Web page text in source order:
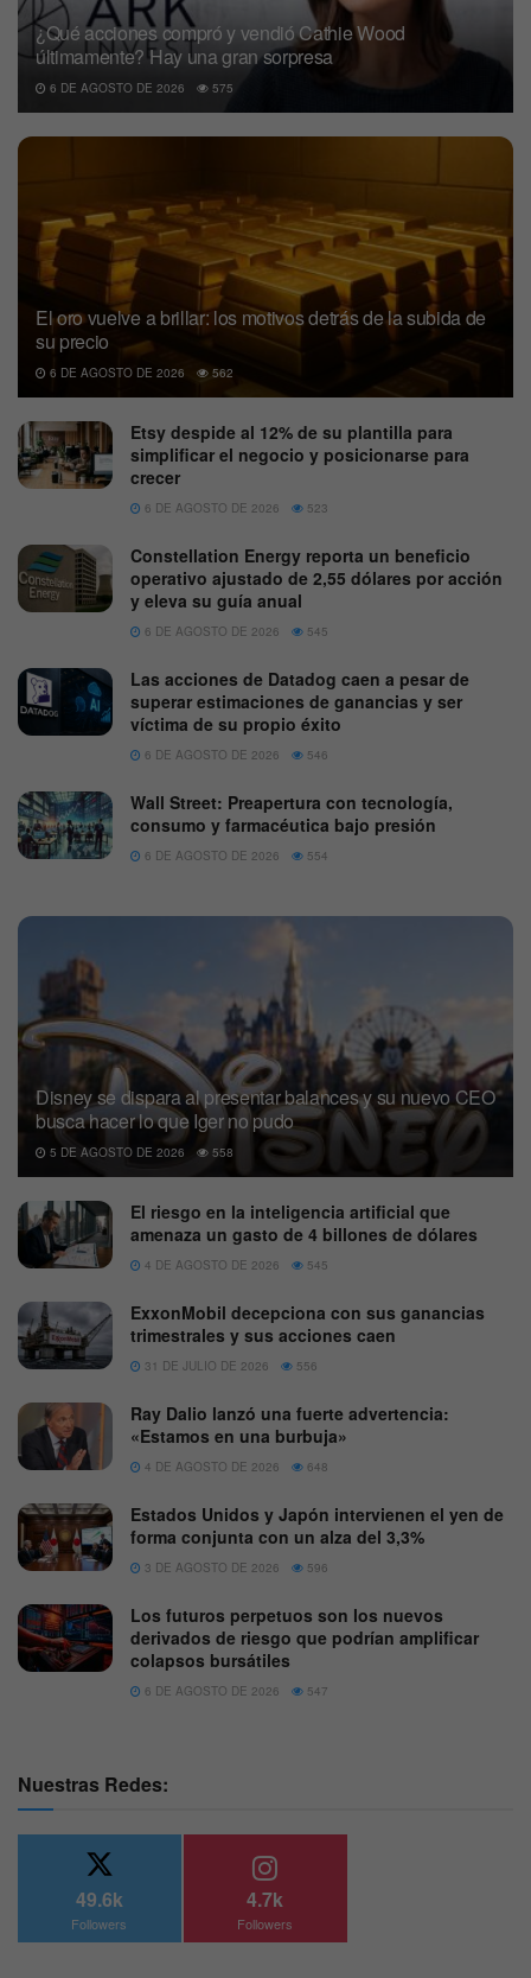
¿Qué acciones compró y vendió Cathie Wood
últimamente? Hay una gran sorpresa
6 DE AGOSTO DE 2026 575
El oro vuelve a brillar: los motivos detrás de la subida de
su precio
6 DE AGOSTO DE 2026 562
Etsy despide al 12% de su plantilla para
simplificar el negocio y posicionarse para
crecer
6 DE AGOSTO DE 2026 523
Constellation Energy reporta un beneficio
operativo ajustado de 2,55 dólares por acción
y eleva su guía anual
6 DE AGOSTO DE 2026 545
Las acciones de Datadog caen a pesar de
superar estimaciones de ganancias y ser
víctima de su propio éxito
6 DE AGOSTO DE 2026 546
Wall Street: Preapertura con tecnología,
consumo y farmacéutica bajo presión
6 DE AGOSTO DE 2026 554
Disney se dispara al presentar balances y su nuevo CEO
busca hacer lo que Iger no pudo
5 DE AGOSTO DE 2026 558
El riesgo en la inteligencia artificial que
amenaza un gasto de 4 billones de dólares
4 DE AGOSTO DE 2026 545
ExxonMobil decepciona con sus ganancias
trimestrales y sus acciones caen
31 DE JULIO DE 2026 556
Ray Dalio lanzó una fuerte advertencia:
«Estamos en una burbuja»
4 DE AGOSTO DE 2026 648
Estados Unidos y Japón intervienen el yen de
forma conjunta con un alza del 3,3%
3 DE AGOSTO DE 2026 596
Los futuros perpetuos son los nuevos
derivados de riesgo que podrían amplificar
colapsos bursátiles
6 DE AGOSTO DE 2026 547
Nuestras Redes:
49.6k
Followers
4.7k
Followers